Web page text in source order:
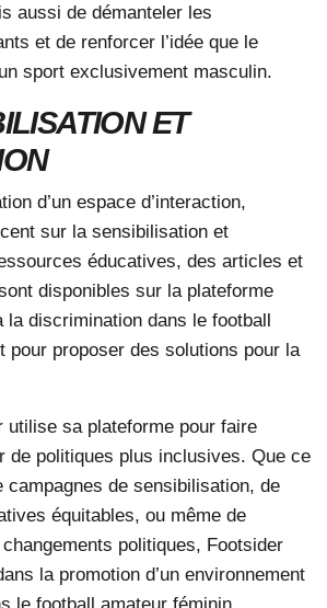
aussi de démanteler les
et de renforcer l’idée que le
sport exclusivement masculin.
ET
d’un espace d’interaction,
sur la sensibilisation et
éducatives, des articles et
disponibles sur la plateforme
la discrimination dans le football
pour proposer des solutions pour la
utilise sa plateforme pour faire
de politiques plus inclusives. Que ce
campagnes de sensibilisation, de
équitables, ou même de
politiques, Footsider
la promotion d’un environnement
le football amateur féminin.